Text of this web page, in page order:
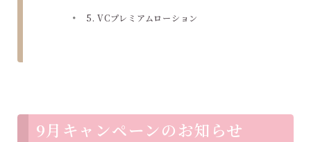
5. VCプレミアムローション
9月キャンペーンのお知らせ